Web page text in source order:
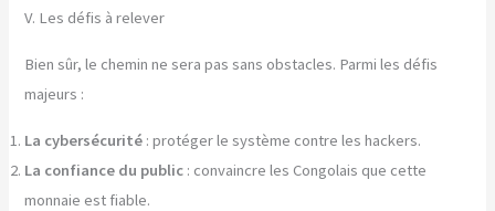
V. Les défis à relever
Bien sûr, le chemin ne sera pas sans obstacles. Parmi les défis
majeurs :
La cybersécurité : protéger le système contre les hackers.
La confiance du public : convaincre les Congolais que cette
monnaie est fiable.